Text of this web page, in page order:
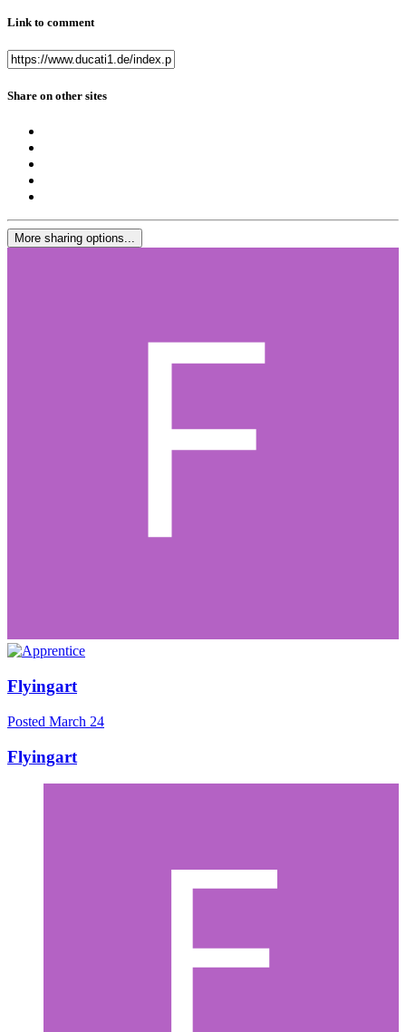
Link to comment
Share on other sites
More sharing options...
Flyingart
Posted March 24
Flyingart